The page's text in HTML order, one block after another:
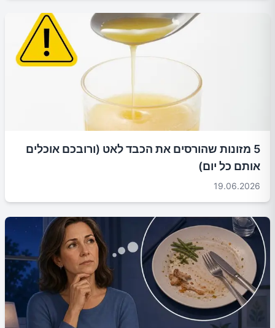
5 מזונות שהורסים את הכבד לאט (ורובכם אוכלים
אותם כל יום)
19.06.2026